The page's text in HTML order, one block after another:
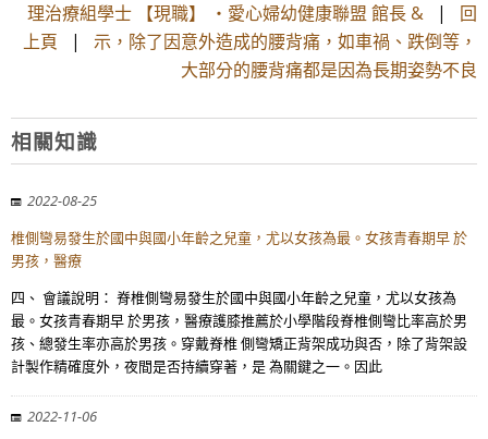
理治療組學士 【現職】 ・愛心婦幼健康聯盟 館長 & | 回
上頁 | 示，除了因意外造成的腰背痛，如車禍、跌倒等，
大部分的腰背痛都是因為長期姿勢不良
相關知識
2022-08-25
椎側彎易發生於國中與國小年齡之兒童，尤以女孩為最。女孩青春期早 於
男孩，醫療
四、 會議說明： 脊椎側彎易發生於國中與國小年齡之兒童，尤以女孩為
最。女孩青春期早 於男孩，醫療護膝推薦於小學階段脊椎側彎比率高於男
孩、總發生率亦高於男孩。穿戴脊椎 側彎矯正背架成功與否，除了背架設
計製作精確度外，夜間是否持續穿著，是 為關鍵之一。因此
2022-11-06